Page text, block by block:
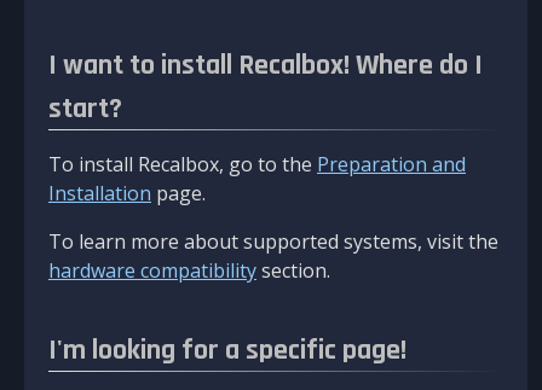
I want to install Recalbox! Where do I
start?
To install Recalbox, go to the Preparation and
Installation page.
To learn more about supported systems, visit the
hardware compatibilitysection.
I'm looking for a specific page!